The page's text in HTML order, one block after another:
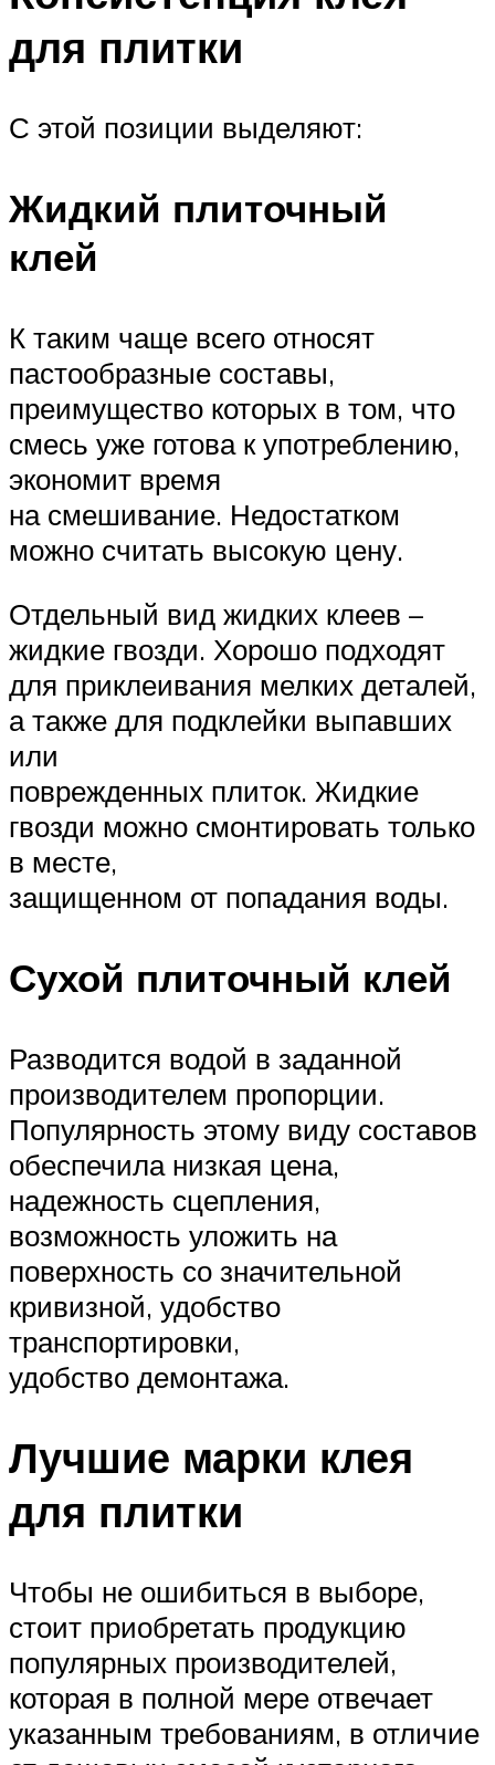
для плитки
С этой позиции выделяют:
Жидкий плиточный
клей
К таким чаще всего относят
пастообразные составы,
преимущество которых в том, что
смесь уже готова к употреблению,
экономит время
на смешивание. Недостатком
можно считать высокую цену.
Отдельный вид жидких клеев –
жидкие гвозди. Хорошо подходят
для приклеивания мелких деталей,
а также для подклейки выпавших
или
поврежденных плиток. Жидкие
гвозди можно смонтировать только
в месте,
защищенном от попадания воды.
Сухой плиточный клей
Разводится водой в заданной
производителем пропорции.
Популярность этому виду составов
обеспечила низкая цена,
надежность сцепления,
возможность уложить на
поверхность со значительной
кривизной, удобство
транспортировки,
удобство демонтажа.
Лучшие марки клея
для плитки
Чтобы не ошибиться в выборе,
стоит приобретать продукцию
популярных производителей,
которая в полной мере отвечает
указанным требованиям, в отличие